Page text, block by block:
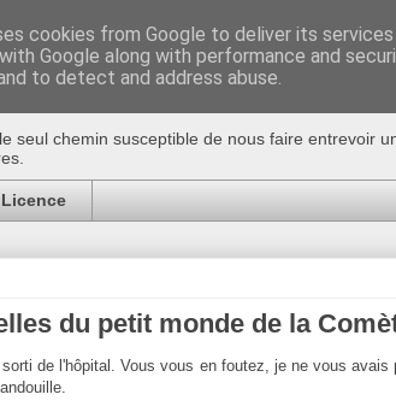
!
seul chemin susceptible de nous faire entrevoir
Licence
du petit monde de la
sorti de l'hôpital. Vous vous en foutez, je ne vous
cookies from Google to deliver its
Google along with performance and
to detect and address abuse.